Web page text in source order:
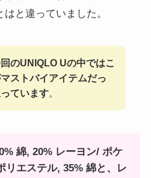
と違っていました。
のUNIQLO Uの中ではこ
ストバイアイテムだっ
ています。
綿, 20% レーヨン/ ポケ
リエステル, 35% 綿と、レ